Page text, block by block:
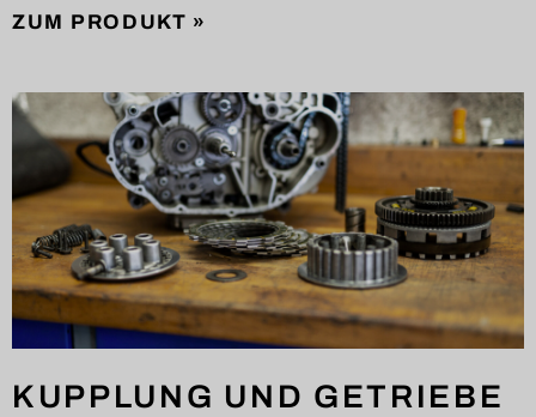
ZUM PRODUKT »
KUPPLUNG UND GETRIEBE